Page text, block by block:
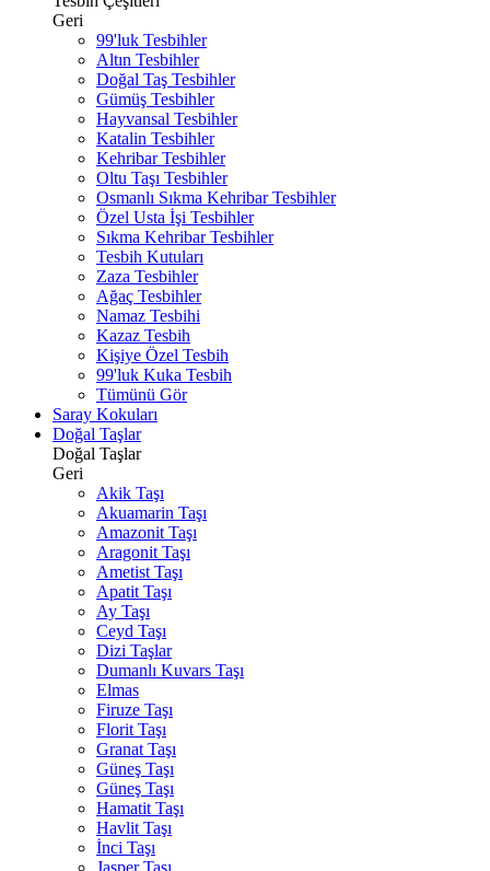
Geri
99'luk Tesbihler
Altın Tesbihler
Doğal Taş Tesbihler
Gümüş Tesbihler
Hayvansal Tesbihler
Katalin Tesbihler
Kehribar Tesbihler
Oltu Taşı Tesbihler
Osmanlı Sıkma Kehribar Tesbihler
Özel Usta İşi Tesbihler
Sıkma Kehribar Tesbihler
Tesbih Kutuları
Zaza Tesbihler
Ağaç Tesbihler
Namaz Tesbihi
Kazaz Tesbih
Kişiye Özel Tesbih
99'luk Kuka Tesbih
Tümünü Gör
Saray Kokuları
Doğal Taşlar
Doğal Taşlar
Geri
Akik Taşı
Akuamarin Taşı
Amazonit Taşı
Aragonit Taşı
Ametist Taşı
Apatit Taşı
Ay Taşı
Ceyd Taşı
Dizi Taşlar
Dumanlı Kuvars Taşı
Elmas
Firuze Taşı
Florit Taşı
Granat Taşı
Güneş Taşı
Güneş Taşı
Hamatit Taşı
Havlit Taşı
İnci Taşı
Jasper Taşı